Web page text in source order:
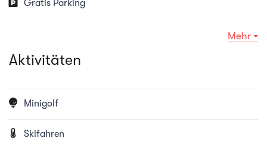
10:00 Uhr.
Unserem Restaurant, das von 12:00 bis 21:00 Uhr
Gratis Parking
Mehr
Aktivitäten
Minigolf
Skifahren